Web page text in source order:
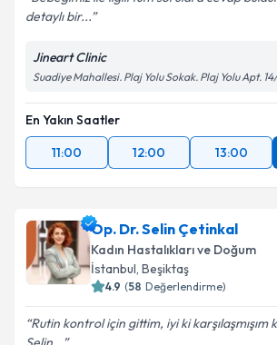
Bebeğimiz ile ilgili tüm sorulara cevap
detaylı bir...
Jineart Clinic
Suadiye Mahallesi. Plaj Yolu Sokak. Plaj Yolu Apt. 14/
En Yakın Saatler
11:00
12:00 13:00
Op. Dr. Selin Çetinkal
Kadın Hastalıkları ve Doğum
İstanbul, Beşiktaş
( Değerlendirme)
Rutin kontrol için gittim, iyi ki karşılaşmışım